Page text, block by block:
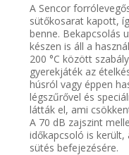
A Sencor
sütőkosarat kapott,
benne. Bekapcsolás
készen is áll a
200 °C között
gyerekjáték az
húsról vagy éppen
légszűrővel és
látták el, ami
A 70 dB zajszint
időkapcsoló is
sütés befejezésére.